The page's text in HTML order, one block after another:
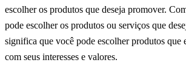
escolher os produtos que deseja promover.
pode escolher os produtos ou serviços que
significa que você pode escolher produtos que
com seus interesses e valores.